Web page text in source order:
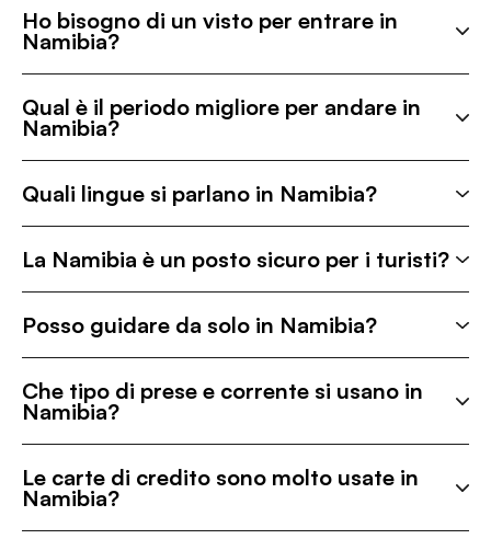
Ho bisogno di un visto per entrare in
Namibia?
Qual è il periodo migliore per andare in
Namibia?
Quali lingue si parlano in Namibia?
La Namibia è un posto sicuro per i turisti?
Posso guidare da solo in Namibia?
Che tipo di prese e corrente si usano in
Namibia?
Le carte di credito sono molto usate in
Namibia?